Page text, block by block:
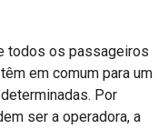
todos os passageiros
em comum para um
Por
ser a operadora, a